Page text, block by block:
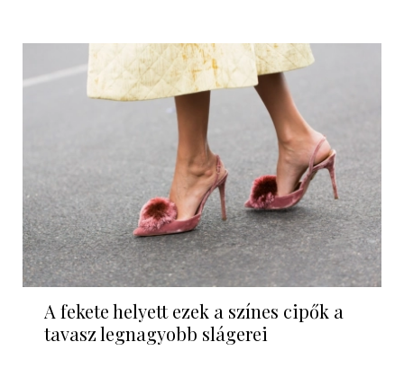
A fekete helyett ezek a színes cipők a
tavasz legnagyobb slágerei